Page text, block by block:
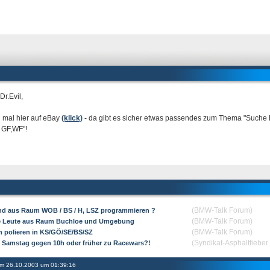
mal hier auf eBay (klick) - da gibt es sicher etwas passendes zum Thema
aus Raum WOB / BS / H, LSZ programmieren ? (BMW-Talk Forum)
Leute aus Raum Buchloe und Umgebung (BMW-Talk Forum)
polieren in KS/GÖ/SE/BS/SZ (BMW-Talk Forum)
Samstag gegen 10h oder früher zu Racewars?! (Syndikat-
26.10.2003 um 01:39:16